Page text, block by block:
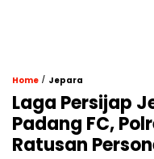
Home / Jepara
Laga Persijap
Padang FC,
Ratusan